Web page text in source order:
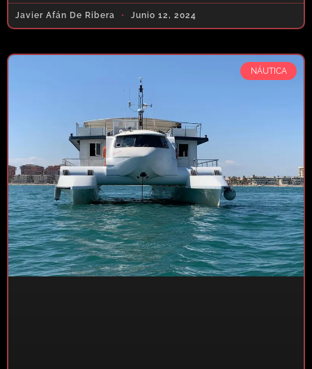
Javier Afán De Ribera Junio 12, 2024
NÁUTICA